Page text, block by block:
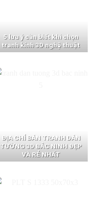
5 lưu ý cần biết khi chọn
tranh kính 3D nghệ thuật
ĐỊA CHỈ BÁN TRANH DÁN
TƯỜNG 3D BẮC NINH ĐẸP
VÀ RẺ NHẤT